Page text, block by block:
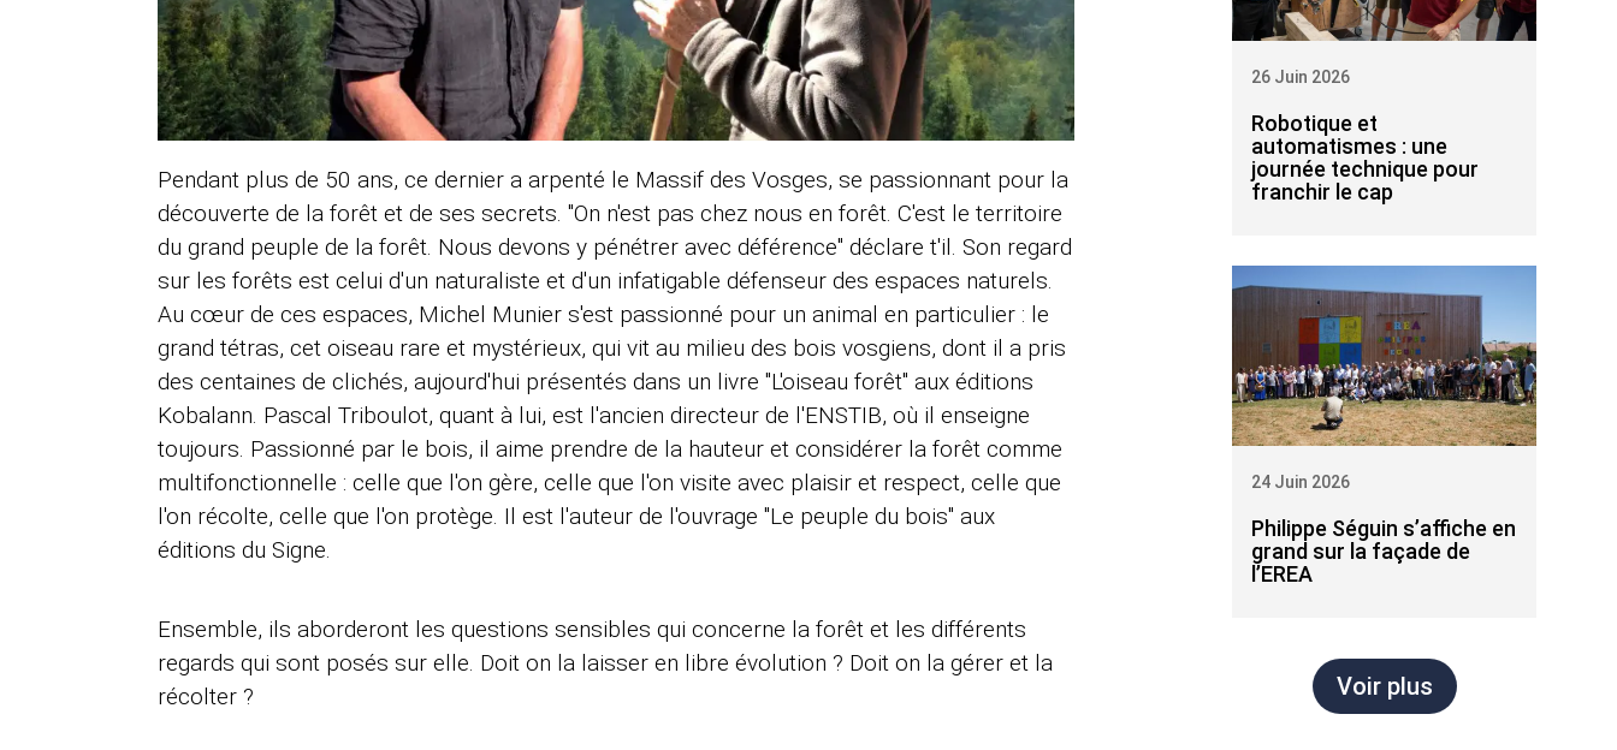
Pendant plus de 50 ans, ce dernier a arpenté le Massif des Vosges, se passionnant pour la
découverte de la forêt et de ses secrets. "On n'est pas chez nous en forêt. C'est le territoire
du grand peuple de la forêt. Nous devons y pénétrer avec déférence" déclare t'il. Son regard
sur les forêts est celui d'un naturaliste et d'un infatigable défenseur des espaces naturels.
Au cœur de ces espaces, Michel Munier s'est passionné pour un animal en particulier : le
grand tétras, cet oiseau rare et mystérieux, qui vit au milieu des bois vosgiens, dont il a pris
des centaines de clichés, aujourd'hui présentés dans un livre "L'oiseau forêt" aux éditions
Kobalann. Pascal Triboulot, quant à lui, est l'ancien directeur de l'ENSTIB, où il enseigne
toujours. Passionné par le bois, il aime prendre de la hauteur et considérer la forêt comme
multifonctionnelle : celle que l'on gère, celle que l'on visite avec plaisir et respect, celle que
l'on récolte, celle que l'on protège. Il est l'auteur de l'ouvrage "Le peuple du bois" aux
éditions du Signe.
Ensemble, ils aborderont les questions sensibles qui concerne la forêt et les différents
regards qui sont posés sur elle. Doit on la laisser en libre évolution ? Doit on la gérer et la
récolter ?
Robotique et
automatismes : une
journée technique pour
franchir le cap
26 Juin 2026
Philippe Séguin s’affiche en
grand sur la façade de
l’EREA
24 Juin 2026
Voir plus